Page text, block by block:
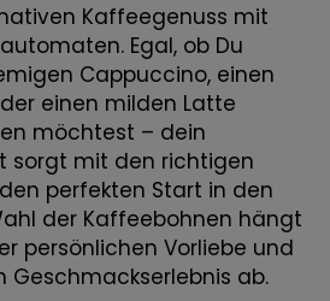
Kaffeegenuss mit
Egal, ob Du
Cappuccino, einen
einen milden Latte
möchtest – dein
sorgt mit den richtigen
perfekten Start in den
der Kaffeebohnen hängt
persönlichen Vorliebe und
ab.